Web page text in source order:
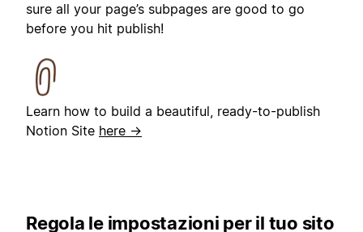
sure all your page’s subpages are good to go
before you hit publish!
Learn how to build a beautiful, ready-to-publish
Notion Site here →
Regola le impostazioni per il tuo sito